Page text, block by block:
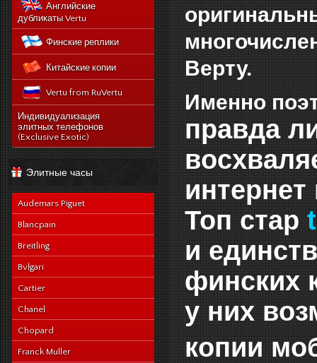
Vertu Aster (Верту Астер)
Vertu Ti
Vertu Constellation V
noviy-vertu-signature-
new-touch
catalog
543-vertu-signature-
touch-grape-lizard-
en
navy-alligator-en
category
175-novyj-vertu-
signature-new-touch
Английские
дубликаты Vertu
Финские реплики
Китайские копии
Vertu from RuVertu
Индивидуализация
элитных телефонов
(Exclusive Exotic)
Элитные часы
Audemars Piguet
Blancpain
Breitling
Bvlgari
Cartier
Chanel
Chopard
Franck Muller
Верту.
Именно
правда
Топ стар
и
финских
у них
копии